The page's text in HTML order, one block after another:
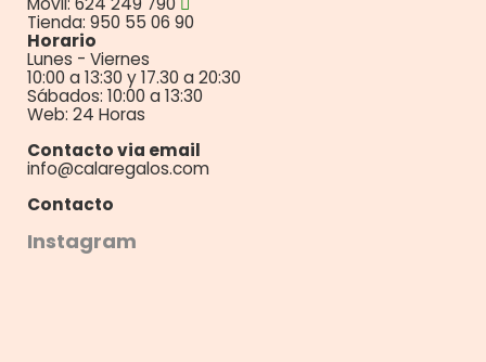
Tienda: 950 55 06 90
Horario
Lunes - Viernes
10:00 a 13:30 y 17.30 a 20:30
Sábados: 10:00 a 13:30
Web: 24 Horas
Contacto via email
info@calaregalos.com
Contacto
Instagram